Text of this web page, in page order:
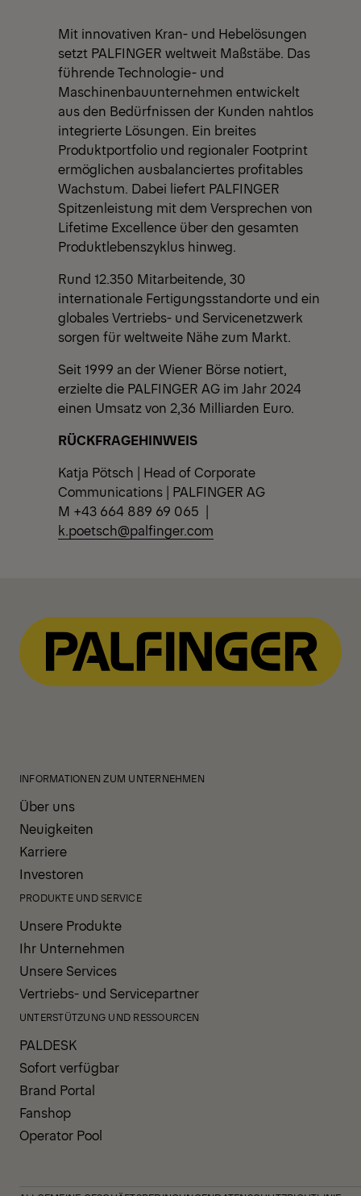
Mit innovativen Kran- und Hebelösungen
setzt PALFINGER weltweit Maßstäbe. Das
führende Technologie- und
Maschinenbauunternehmen entwickelt
aus den Bedürfnissen der Kunden nahtlos
integrierte Lösungen. Ein breites
Produktportfolio und regionaler Footprint
ermöglichen ausbalanciertes profitables
Wachstum. Dabei liefert PALFINGER
Spitzenleistung mit dem Versprechen von
Lifetime Excellence über den gesamten
Produktlebenszyklus hinweg.
Rund 12.350 Mitarbeitende, 30
internationale Fertigungsstandorte und ein
globales Vertriebs- und Servicenetzwerk
sorgen für weltweite Nähe zum Markt.
Seit 1999 an der Wiener Börse notiert,
erzielte die PALFINGER AG im Jahr 2024
einen Umsatz von 2,36 Milliarden Euro.
RÜCKFRAGEHINWEIS
Katja Pötsch | Head of Corporate
Communications | PALFINGER AG
M +43 664 889 69 065 |
k.poetsch@palfinger.com
INFORMATIONEN ZUM UNTERNEHMEN
Über uns
Neuigkeiten
Karriere
Investoren
PRODUKTE UND SERVICE
Unsere Produkte
Ihr Unternehmen
Unsere Services
Vertriebs- und Servicepartner
UNTERSTÜTZUNG UND RESSOURCEN
PALDESK
Sofort verfügbar
Brand Portal
Fanshop
Operator Pool